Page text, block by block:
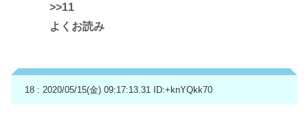
>>11
よくお読み
18 : 2020/05/15(金) 09:17:13.31 ID:+knYQkk70